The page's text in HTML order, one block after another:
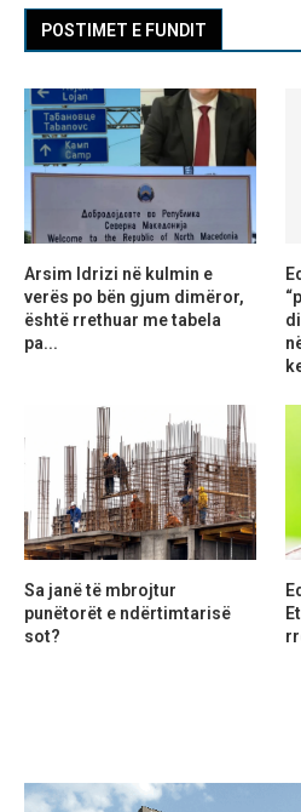
POSTIMET E FUNDIT
Arsim Idrizi në kulmin e
verës po bën gjum dimëror,
është rrethuar me tabela
pa...
Sa janë të mbrojtur
punëtorët e ndërtimtarisë
sot?